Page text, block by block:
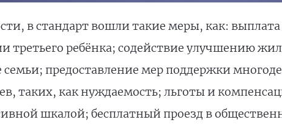
в стандарт вошли такие меры, как:
третьего ребёнка; содействие улучшению
предоставление мер поддержки
таких, как нуждаемость; льготы и
шкалой; бесплатный проезд в